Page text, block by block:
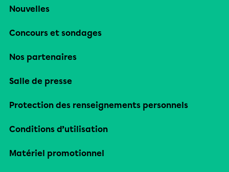
Nouvelles
Concours et sondages
Nos partenaires
Salle de presse
Protection des renseignements personnels
Conditions d’utilisation
Matériel promotionnel